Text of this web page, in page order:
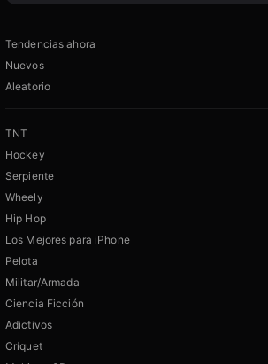
Tendencias ahora
Nuevos
Aleatorio
TNT
Hockey
Serpiente
Wheely
Hip Hop
Los Mejores para iPhone
Pelota
Militar/Armada
Ciencia Ficción
Adictivos
Críquet